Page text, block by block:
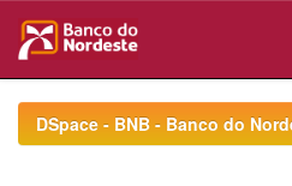
navigationDSpace - BNB - Banco do